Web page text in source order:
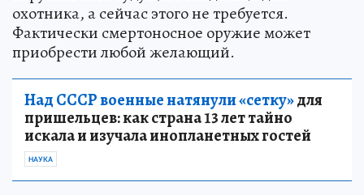
охотника, а сейчас этого не требуется.
Фактически смертоносное оружие может
приобрести любой желающий.
Над СССР военные натянули «сетку»для
пришельцев: как страна 13 лет тайно
искала и изучала инопланетных гостей
НАУКА